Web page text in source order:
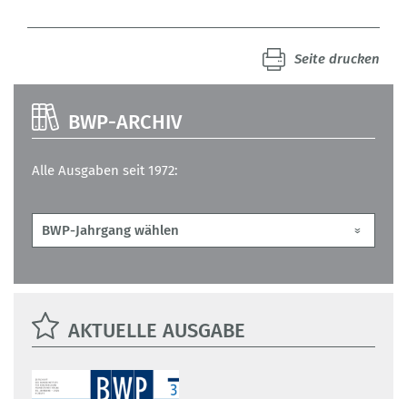
Seite drucken
BWP-ARCHIV
Alle Ausgaben seit 1972:
AKTUELLE AUSGABE